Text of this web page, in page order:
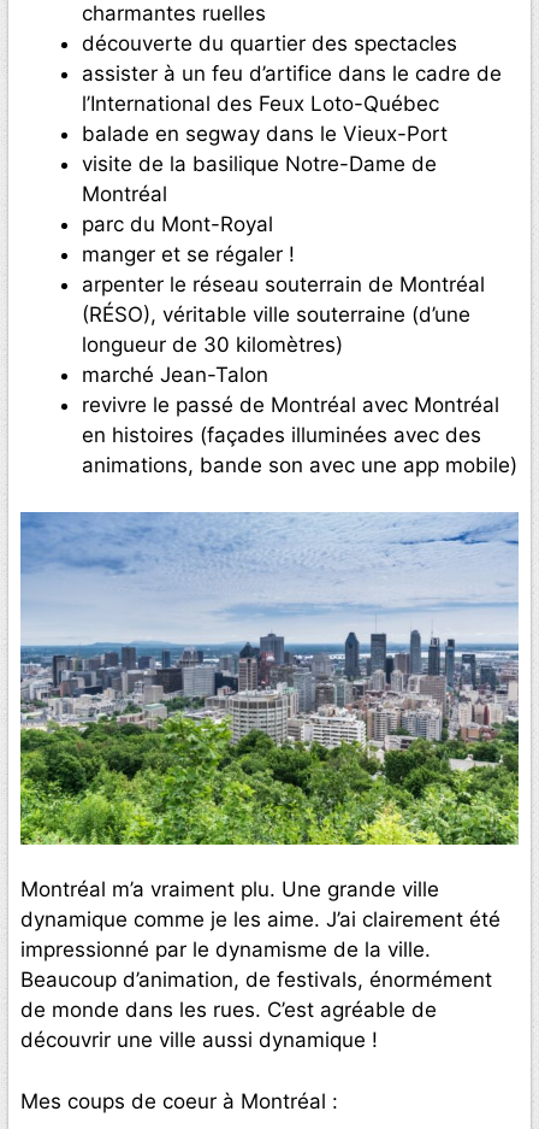
charmantes ruelles
découverte du quartier des spectacles
assister à un feu d’artifice dans le cadre de
l’International des Feux Loto-Québec
balade en segway dans le Vieux-Port
visite de la basilique Notre-Dame de
Montréal
parc du Mont-Royal
manger et se régaler !
arpenter le réseau souterrain de Montréal
(RÉSO), véritable ville souterraine (d’une
longueur de 30 kilomètres)
marché Jean-Talon
revivre le passé de Montréal avec Montréal
en histoires (façades illuminées avec des
animations, bande son avec une app mobile)
Montréal m’a vraiment plu. Une grande ville
dynamique comme je les aime. J’ai clairement été
impressionné par le dynamisme de la ville.
Beaucoup d’animation, de festivals, énormément
de monde dans les rues. C’est agréable de
découvrir une ville aussi dynamique !
Mes coups de coeur à Montréal :